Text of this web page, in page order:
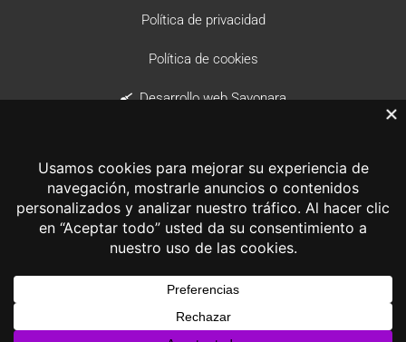
Política de privacidad
Política de cookies
Desarrollo web Sayonara